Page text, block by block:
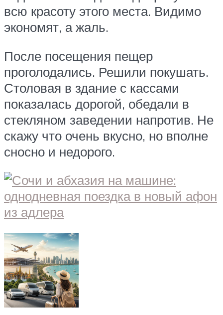
всю красоту этого места. Видимо
экономят, а жаль.
После посещения пещер
проголодались. Решили покушать.
Столовая в здание с кассами
показалась дорогой, обедали в
стекляном заведении напротив. Не
скажу что очень вкусно, но вполне
сносно и недорого.